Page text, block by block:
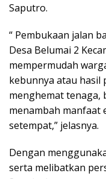
Saputro.
“ Pembukaan jalan
Desa Belumai 2
mempermudah
kebunnya atau hasil
menghemat tenaga,
menambah manfaat
setempat,” jelasnya.
Dengan
serta melibatkan